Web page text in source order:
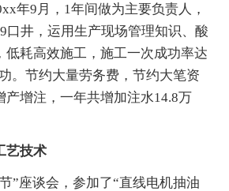
9月，1年间做为主要负责人，
口井，运用生产现场管理知识、酸
低耗高效施工，施工一次成功率达
。节约大量劳务费，节约大笔资
产增注，一年共增加注水14.8万
艺技术
座谈会，参加了“直线电机抽油